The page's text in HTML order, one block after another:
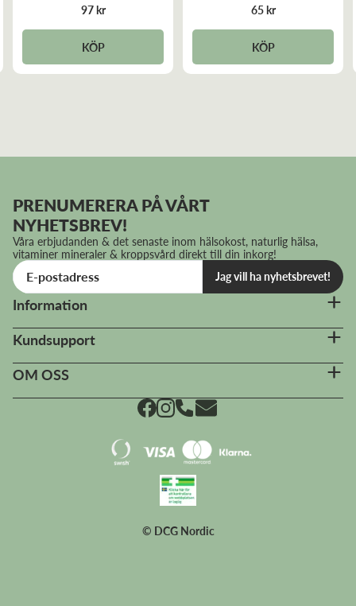
97 kr
KÖP
65 kr
KÖP
PRENUMERERA PÅ VÅRT
NYHETSBREV!
Våra erbjudanden & det senaste inom hälsokost, naturlig hälsa,
vitaminer mineraler & kroppsvård direkt till din inkorg!
Jag vill ha nyhetsbrevet!
Information
Kundsupport
OM OSS
© DCG Nordic